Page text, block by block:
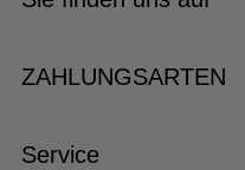
ZAHLUNGSARTEN
Service